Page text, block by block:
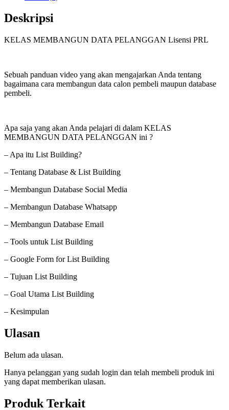
Deskripsi
KELAS MEMBANGUN DATA PELANGGAN Lisensi PRL
Sebuah panduan video yang akan mengajarkan Anda tentang
bagaimana cara membangun data calon pembeli maupun database
pembeli.
Apa saja yang akan Anda pelajari di dalam KELAS
MEMBANGUN DATA PELANGGAN ini ?
– Apa itu List Building?
– Tentang Database & List Building
– Membangun Database Social Media
– Membangun Database Whatsapp
– Membangun Database Email
– Tools untuk List Building
– Google Form for List Building
– Tujuan List Building
– Goal Utama List Building
– Kesimpulan
Ulasan
Belum ada ulasan.
Hanya pelanggan yang sudah login dan telah membeli produk ini
yang dapat memberikan ulasan.
Produk Terkait